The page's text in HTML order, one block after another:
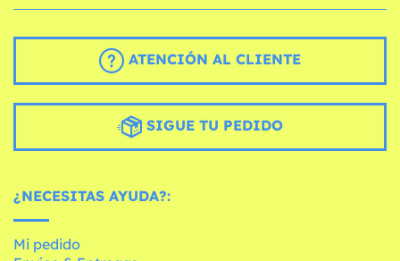
ATENCIÓN AL CLIENTE
SIGUE TU PEDIDO
¿NECESITAS AYUDA?:
Mi pedido